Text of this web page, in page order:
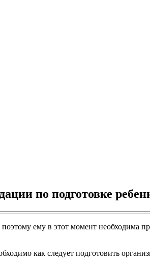
по подготовке
ему в этот момент необходима
как следует подготовить